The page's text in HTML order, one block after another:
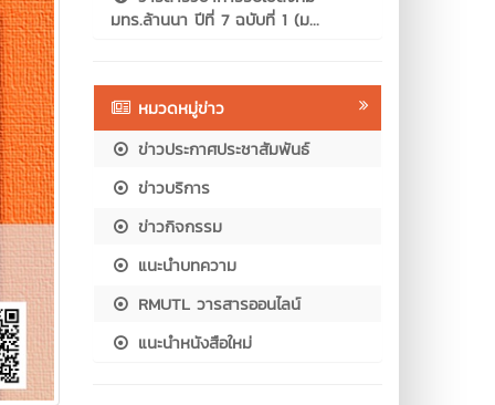
มทร.ล้านนา ปีที่ 7 ฉบับที่ 1 (ม...
หมวดหมู่ข่าว
ข่าวประกาศประชาสัมพันธ์
ข่าวบริการ
ข่าวกิจกรรม
แนะนำบทความ
RMUTL วารสารออนไลน์
แนะนำหนังสือใหม่